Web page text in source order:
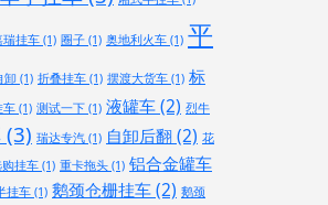
瑞挂车 (1) 圈子 (1) 奥地利火车 (1) 平
卸 (1) 折叠挂车 (1) 摆渡大货车 (1) 标
车 (1) 测试一下 (1) 液罐车(2) 烈牛
(3) 瑞达专汽 (1) 自卸后翻(2) 花
挂车 (1) 重卡拖头 (1) 铝合金罐车
挂车 (1) 鹅颈仓栅挂车(2) 鹅颈